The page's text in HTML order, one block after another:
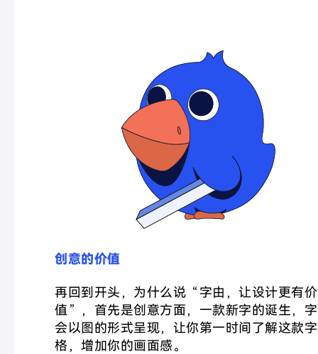
创意的价值
再回到开头，为什么说“字由，让设计更有价
值” ，首先是创意方面，一款新字的诞生，
会以图的形式呈现，让你第一时间了解这款
格，增加你的画面感。